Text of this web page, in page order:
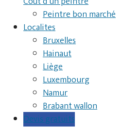
Peintre bon marché
Localites
Bruxelles
Hainaut
Liège
Luxembourg
Namur
Brabant wallon
Devis gratuits